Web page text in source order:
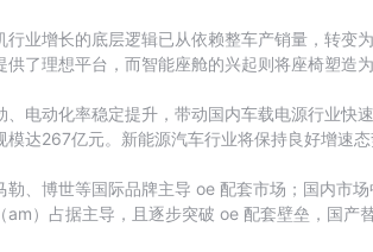
了稳固的需求基本
行业增长的底层逻辑已从依赖整车产销量，转变
供了理想平台，而智能座舱的兴起则将座椅塑造
来单车搭载电
、电动化率稳定提升，带动国内车载电源行业
模达267亿元。新能源汽车行业将保持良好增速
勒、博世等国际品牌主导 oe 配套市场；国内市
am）占据主导，且逐步突破 oe 配套壁垒，国产